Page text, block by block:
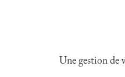
Une gestion de